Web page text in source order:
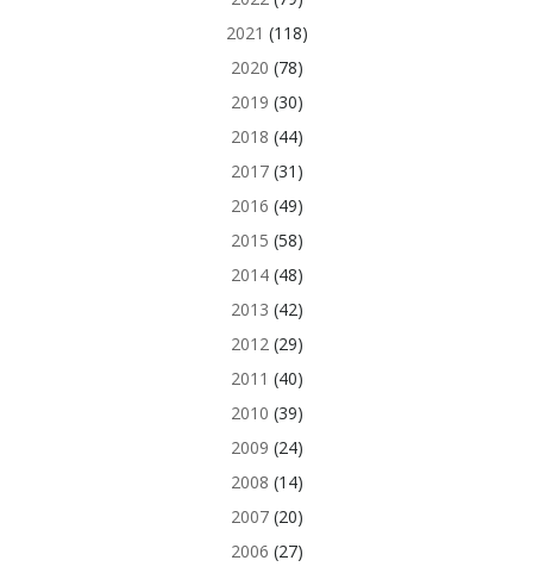
2021 (118)
2020 (78)
2019 (30)
2018 (44)
2017(31)
2016 (49)
2015 (58)
2014(48)
2013 (42)
2012(29)
2011 (40)
2010 (39)
2009 (24)
2008 (14)
2007(20)
2006 (27)